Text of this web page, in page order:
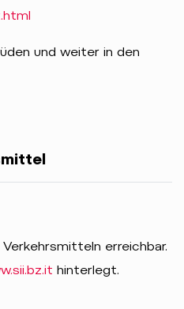
und weiter in den
erreichbar.
hinterlegt.